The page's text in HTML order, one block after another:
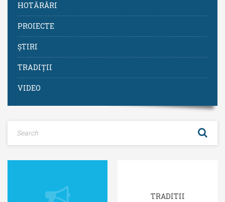
HOTĂRÂRI
PROIECTE
ȘTIRI
TRADIȚII
VIDEO
TRADITII